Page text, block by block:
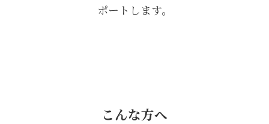
ポートします。
こんな方へ